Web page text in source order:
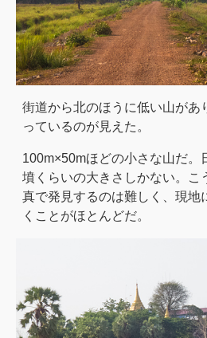
街道から北のほうに低い山があ
っているのが見えた。
100m×50mほどの小さな山だ。
墳くらいの大きさしかない。こ
真で発見するのは難しく、現地
くことがほとんどだ。